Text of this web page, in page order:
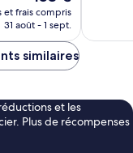
nouveau
prix
de
et frais compris
31 août - 1 sept.
similaires
et les
Plus de récompenses